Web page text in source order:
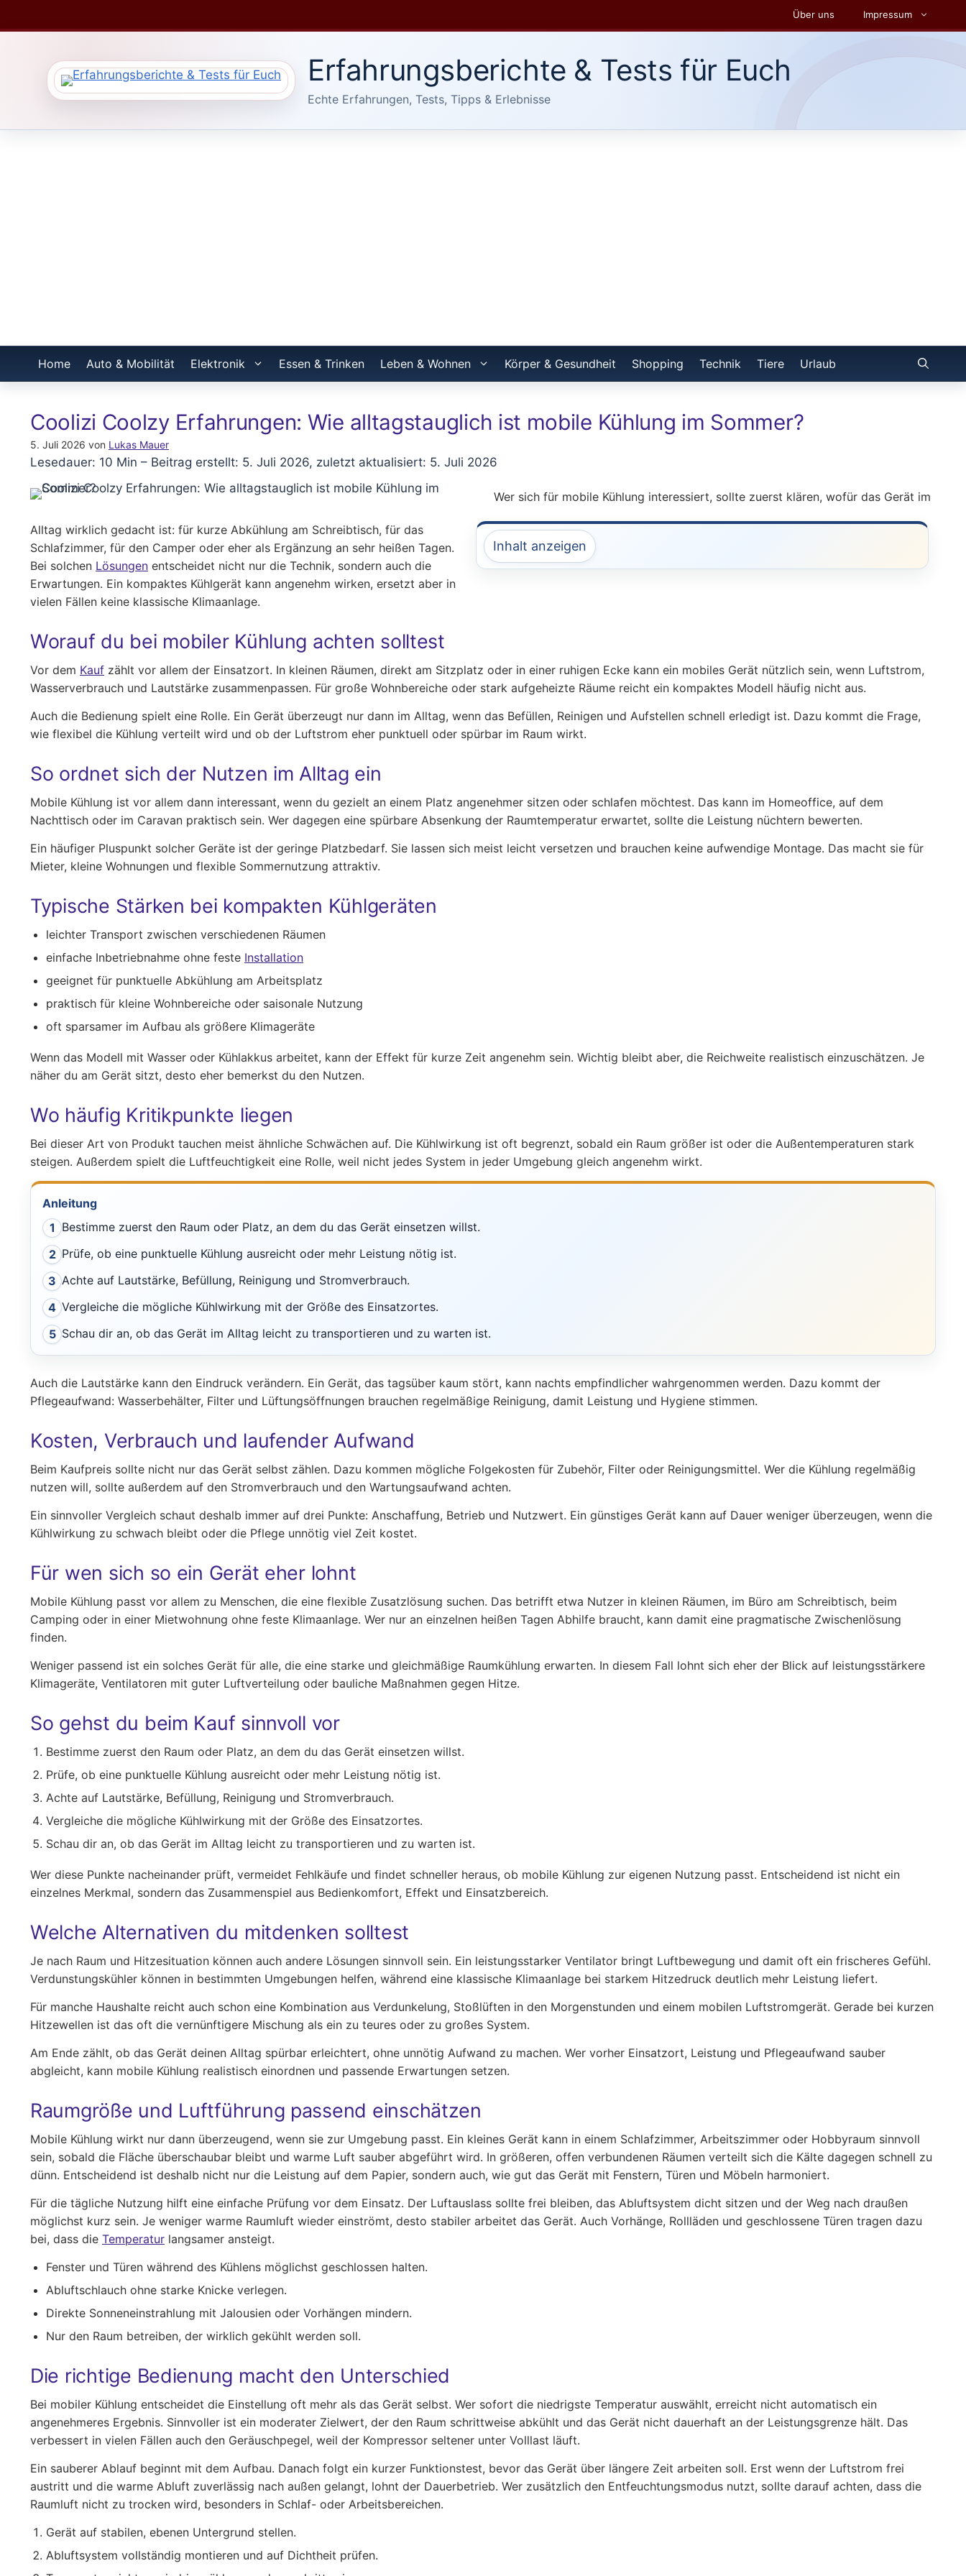
Inhalt
Über uns Impressum
Erfahrungsberichte & Tests für Euch
Echte Erfahrungen, Tests, Tipps & Erlebnisse
Home Auto & Mobilität Elektronik Essen & Trinken Leben & Wohnen Körper & Gesundheit Shopping Technik Tiere Urlaub
Coolizi Coolzy Erfahrungen: Wie alltagstauglich ist mobile Kühlung im Sommer?
5. Juli 2026 von Lukas Mauer
Lesedauer: 10 Min – Beitrag erstellt: 5. Juli 2026, zuletzt aktualisiert: 5. Juli 2026
Inhalt anzeigen
Wer sich für mobile Kühlung interessiert, sollte zuerst klären, wofür das Gerät im
Alltag wirklich gedacht ist: für kurze Abkühlung am Schreibtisch, für das
Schlafzimmer, für den Camper oder eher als Ergänzung an sehr heißen Tagen.
Bei solchen Lösungen entscheidet nicht nur die Technik, sondern auch die
Erwartungen. Ein kompaktes Kühlgerät kann angenehm wirken, ersetzt aber in
vielen Fällen keine klassische Klimaanlage.
Worauf du bei mobiler Kühlung achten solltest
Vor dem Kauf zählt vor allem der Einsatzort. In kleinen Räumen, direkt am Sitzplatz oder in einer ruhigen Ecke kann ein mobiles Gerät nützlich sein, wenn Luftstrom,
Wasserverbrauch und Lautstärke zusammenpassen. Für große Wohnbereiche oder stark aufgeheizte Räume reicht ein kompaktes Modell häufig nicht aus.
Auch die Bedienung spielt eine Rolle. Ein Gerät überzeugt nur dann im Alltag, wenn das Befüllen, Reinigen und Aufstellen schnell erledigt ist. Dazu kommt die Frage,
wie flexibel die Kühlung verteilt wird und ob der Luftstrom eher punktuell oder spürbar im Raum wirkt.
So ordnet sich der Nutzen im Alltag ein
Mobile Kühlung ist vor allem dann interessant, wenn du gezielt an einem Platz angenehmer sitzen oder schlafen möchtest. Das kann im Homeoffice, auf dem
Nachttisch oder im Caravan praktisch sein. Wer dagegen eine spürbare Absenkung der Raumtemperatur erwartet, sollte die Leistung nüchtern bewerten.
Ein häufiger Pluspunkt solcher Geräte ist der geringe Platzbedarf. Sie lassen sich meist leicht versetzen und brauchen keine aufwendige Montage. Das macht sie für
Mieter, kleine Wohnungen und flexible Sommernutzung attraktiv.
Typische Stärken bei kompakten Kühlgeräten
leichter Transport zwischen verschiedenen Räumen
einfache Inbetriebnahme ohne feste Installation
geeignet für punktuelle Abkühlung am Arbeitsplatz
praktisch für kleine Wohnbereiche oder saisonale Nutzung
oft sparsamer im Aufbau als größere Klimageräte
Wenn das Modell mit Wasser oder Kühlakkus arbeitet, kann der Effekt für kurze Zeit angenehm sein. Wichtig bleibt aber, die Reichweite realistisch einzuschätzen. Je
näher du am Gerät sitzt, desto eher bemerkst du den Nutzen.
Wo häufig Kritikpunkte liegen
Bei dieser Art von Produkt tauchen meist ähnliche Schwächen auf. Die Kühlwirkung ist oft begrenzt, sobald ein Raum größer ist oder die Außentemperaturen stark
steigen. Außerdem spielt die Luftfeuchtigkeit eine Rolle, weil nicht jedes System in jeder Umgebung gleich angenehm wirkt.
Anleitung
1 Bestimme zuerst den Raum oder Platz, an dem du das Gerät einsetzen willst.
2 Prüfe, ob eine punktuelle Kühlung ausreicht oder mehr Leistung nötig ist.
3 Achte auf Lautstärke, Befüllung, Reinigung und Stromverbrauch.
4 Vergleiche die mögliche Kühlwirkung mit der Größe des Einsatzortes.
5 Schau dir an, ob das Gerät im Alltag leicht zu transportieren und zu warten ist.
Auch die Lautstärke kann den Eindruck verändern. Ein Gerät, das tagsüber kaum stört, kann nachts empfindlicher wahrgenommen werden. Dazu kommt der
Pflegeaufwand: Wasserbehälter, Filter und Lüftungsöffnungen brauchen regelmäßige Reinigung, damit Leistung und Hygiene stimmen.
Kosten, Verbrauch und laufender Aufwand
Beim Kaufpreis sollte nicht nur das Gerät selbst zählen. Dazu kommen mögliche Folgekosten für Zubehör, Filter oder Reinigungsmittel. Wer die Kühlung regelmäßig
nutzen will, sollte außerdem auf den Stromverbrauch und den Wartungsaufwand achten.
Ein sinnvoller Vergleich schaut deshalb immer auf drei Punkte: Anschaffung, Betrieb und Nutzwert. Ein günstiges Gerät kann auf Dauer weniger überzeugen, wenn die
Kühlwirkung zu schwach bleibt oder die Pflege unnötig viel Zeit kostet.
Für wen sich so ein Gerät eher lohnt
Mobile Kühlung passt vor allem zu Menschen, die eine flexible Zusatzlösung suchen. Das betrifft etwa Nutzer in kleinen Räumen, im Büro am Schreibtisch, beim
Camping oder in einer Mietwohnung ohne feste Klimaanlage. Wer nur an einzelnen heißen Tagen Abhilfe braucht, kann damit eine pragmatische Zwischenlösung
finden.
Weniger passend ist ein solches Gerät für alle, die eine starke und gleichmäßige Raumkühlung erwarten. In diesem Fall lohnt sich eher der Blick auf leistungsstärkere
Klimageräte, Ventilatoren mit guter Luftverteilung oder bauliche Maßnahmen gegen Hitze.
So gehst du beim Kauf sinnvoll vor
Bestimme zuerst den Raum oder Platz, an dem du das Gerät einsetzen willst.
Prüfe, ob eine punktuelle Kühlung ausreicht oder mehr Leistung nötig ist.
Achte auf Lautstärke, Befüllung, Reinigung und Stromverbrauch.
Vergleiche die mögliche Kühlwirkung mit der Größe des Einsatzortes.
Schau dir an, ob das Gerät im Alltag leicht zu transportieren und zu warten ist.
Wer diese Punkte nacheinander prüft, vermeidet Fehlkäufe und findet schneller heraus, ob mobile Kühlung zur eigenen Nutzung passt. Entscheidend ist nicht ein
einzelnes Merkmal, sondern das Zusammenspiel aus Bedienkomfort, Effekt und Einsatzbereich.
Welche Alternativen du mitdenken solltest
Je nach Raum und Hitzesituation können auch andere Lösungen sinnvoll sein. Ein leistungsstarker Ventilator bringt Luftbewegung und damit oft ein frischeres Gefühl.
Verdunstungskühler können in bestimmten Umgebungen helfen, während eine klassische Klimaanlage bei starkem Hitzedruck deutlich mehr Leistung liefert.
Für manche Haushalte reicht auch schon eine Kombination aus Verdunkelung, Stoßlüften in den Morgenstunden und einem mobilen Luftstromgerät. Gerade bei kurzen
Hitzewellen ist das oft die vernünftigere Mischung als ein zu teures oder zu großes System.
Am Ende zählt, ob das Gerät deinen Alltag spürbar erleichtert, ohne unnötig Aufwand zu machen. Wer vorher Einsatzort, Leistung und Pflegeaufwand sauber
abgleicht, kann mobile Kühlung realistisch einordnen und passende Erwartungen setzen.
Raumgröße und Luftführung passend einschätzen
Mobile Kühlung wirkt nur dann überzeugend, wenn sie zur Umgebung passt. Ein kleines Gerät kann in einem Schlafzimmer, Arbeitszimmer oder Hobbyraum sinnvoll
sein, sobald die Fläche überschaubar bleibt und warme Luft sauber abgeführt wird. In größeren, offen verbundenen Räumen verteilt sich die Kälte dagegen schnell zu
dünn. Entscheidend ist deshalb nicht nur die Leistung auf dem Papier, sondern auch, wie gut das Gerät mit Fenstern, Türen und Möbeln harmoniert.
Für die tägliche Nutzung hilft eine einfache Prüfung vor dem Einsatz. Der Luftauslass sollte frei bleiben, das Abluftsystem dicht sitzen und der Weg nach draußen
möglichst kurz sein. Je weniger warme Raumluft wieder einströmt, desto stabiler arbeitet das Gerät. Auch Vorhänge, Rollläden und geschlossene Türen tragen dazu
bei, dass die Temperatur langsamer ansteigt.
Fenster und Türen während des Kühlens möglichst geschlossen halten.
Abluftschlauch ohne starke Knicke verlegen.
Direkte Sonneneinstrahlung mit Jalousien oder Vorhängen mindern.
Nur den Raum betreiben, der wirklich gekühlt werden soll.
Die richtige Bedienung macht den Unterschied
Bei mobiler Kühlung entscheidet die Einstellung oft mehr als das Gerät selbst. Wer sofort die niedrigste Temperatur auswählt, erreicht nicht automatisch ein
angenehmeres Ergebnis. Sinnvoller ist ein moderater Zielwert, der den Raum schrittweise abkühlt und das Gerät nicht dauerhaft an der Leistungsgrenze hält. Das
verbessert in vielen Fällen auch den Geräuschpegel, weil der Kompressor seltener unter Volllast läuft.
Ein sauberer Ablauf beginnt mit dem Aufbau. Danach folgt ein kurzer Funktionstest, bevor das Gerät über längere Zeit arbeiten soll. Erst wenn der Luftstrom frei
austritt und die warme Abluft zuverlässig nach außen gelangt, lohnt der Dauerbetrieb. Wer zusätzlich den Entfeuchtungsmodus nutzt, sollte darauf achten, dass die
Raumluft nicht zu trocken wird, besonders in Schlaf- oder Arbeitsbereichen.
Gerät auf stabilen, ebenen Untergrund stellen.
Abluftsystem vollständig montieren und auf Dichtheit prüfen.